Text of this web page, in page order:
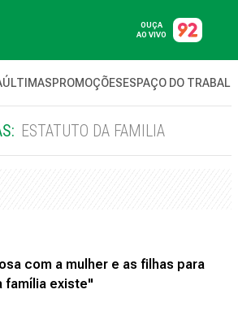
OUÇA
AO VIVO
ÚLTIMASPROMOÇÕESESPAÇO DO
ESTATUTO DA FAMILIA
com a mulher e as filhas para
família existe"